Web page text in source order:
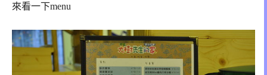
來看一下menu